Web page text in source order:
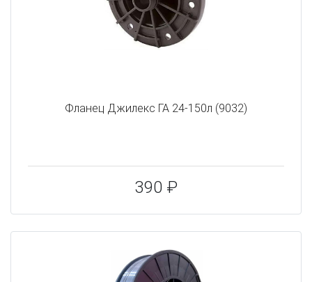
Фланец Джилекс ГА 24-150л (9032)
390 ₽